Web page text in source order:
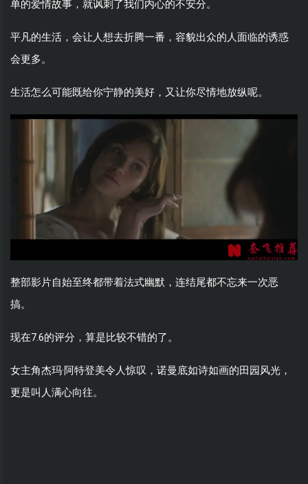
单的爱情故事，就讽刺了我们内心的不安分。
平凡的生活，会让人想去折腾一番，容貌出众的人面临的诱惑
会更多。
生活怎么可能既给你宁静的美好，又让你尽情地放纵呢。
整部影片自始至终都带着法式幽默，连结尾都不忘来一次恶
搞。
现在7.6的评分，算是比较不错的了。
女主角杰玛·阿特登美令人惊叹，诺曼底如诗如画的田园风光，
更是叫人满心向往。